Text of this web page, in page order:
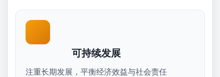
可持续发展
注重长期发展，平衡经济效益与社会责任